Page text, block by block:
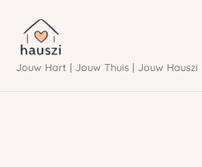
naar
deJouw Hart | Jouw Thuis | Jouw Hauszi